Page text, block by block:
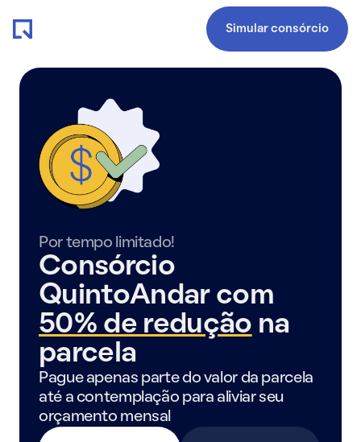
Simular consórcio
Por tempo limitado!
Consórcio
QuintoAndar com
50% de redução na
parcela
Pague apenas parte do valor da parcela
até a contemplação para aliviar seu
orçamento mensal